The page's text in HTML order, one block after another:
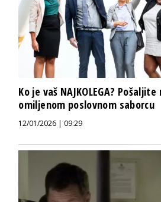
Ko je vaš NAJKOLEGA?
omiljenom poslovnom saborcu
12/01/2026 | 09:29